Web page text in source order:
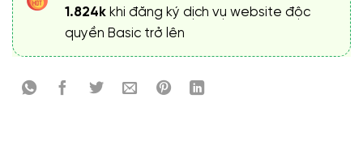
1.824k khi đăng ký dịch vụ website độc
quyền Basic trở lên